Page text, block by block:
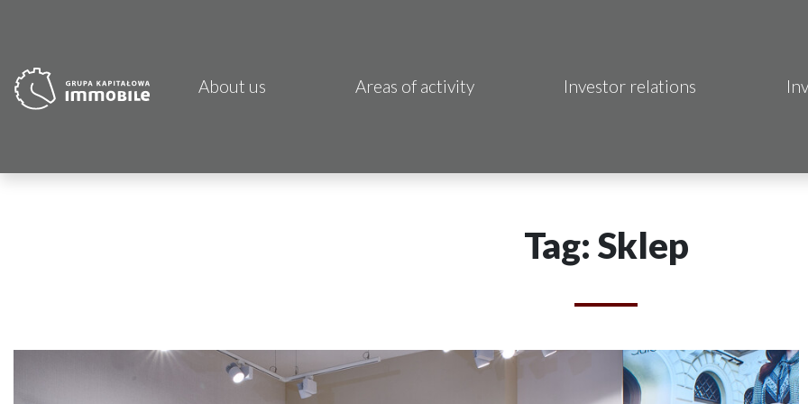
About us Areas of activity
CDI KB Sp. z o.o.
Investor relations
Tag: Sklep